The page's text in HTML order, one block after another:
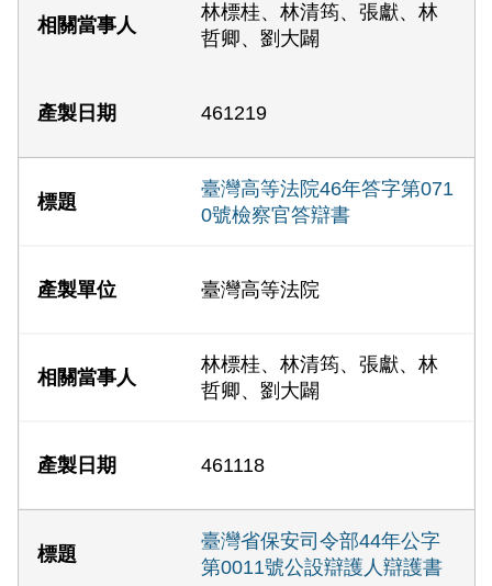
林標桂、林清筠、張獻、林
哲卿、劉大闢
461219
臺灣高等法院46年答字第071
0號檢察官答辯書
臺灣高等法院
林標桂、林清筠、張獻、林
哲卿、劉大闢
461118
臺灣省保安司令部44年公字
第0011號公設辯護人辯護書